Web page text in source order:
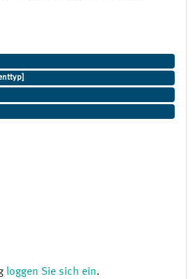
loggen Sie sich ein.